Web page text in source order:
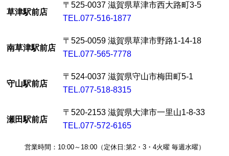
草津駅前店
〒525-0037 滋賀県草津市西大路町3-5
TEL.077-516-1877
南草津駅前店
〒525-0059 滋賀県草津市野路1-14-18
TEL.077-565-7778
守山駅前店
〒524-0037 滋賀県守山市梅田町5-1
TEL.077-518-8315
瀬田駅前店
〒520-2153 滋賀県大津市一里山1-8-33
TEL.077-572-6165
営業時間：10:00～18:00（定休日:第2・3・4火曜 毎週水曜）